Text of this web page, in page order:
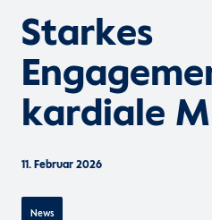
Starkes
kardiale
11. Februar 2026
News